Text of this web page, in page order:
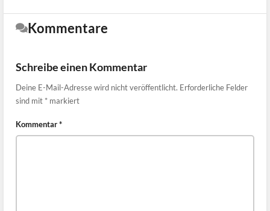
Kommentare
Schreibe einen Kommentar
Deine E-Mail-Adresse wird nicht veröffentlicht. Erforderliche Felder
sind mit * markiert
Kommentar*